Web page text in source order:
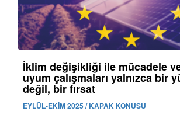
İklim değişikliği ile mücadele
uyum çalışmaları yalnızca bir
değil, bir fırsat
EYLÜL-EKİM 2025 / KAPAK KONUSU